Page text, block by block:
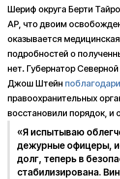
Шериф округа Берти
AP, что двоим
оказывается
подробностей о
нет. Губернатор
Джош Штейн
правоохранительных
восстановили порядок, и
«Я испытываю
дежурные офицеры,
долг, теперь в
стабилизирована.